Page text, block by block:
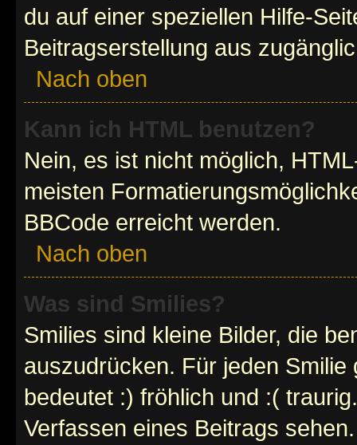
du auf einer speziellen Hilfe-
Beitragserstellung aus
Nach oben
Kann ich HTML benutzen?
Nein, es ist nicht möglich,
meisten
BBCode erreicht werden.
Nach oben
Was sind Smilies?
Smilies sind kleine Bilder, die
auszudrücken. Für jeden
bedeutet :) fröhlich und :(
Verfassen eines Beitrags